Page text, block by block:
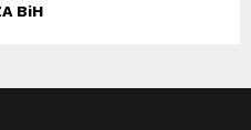
BiH